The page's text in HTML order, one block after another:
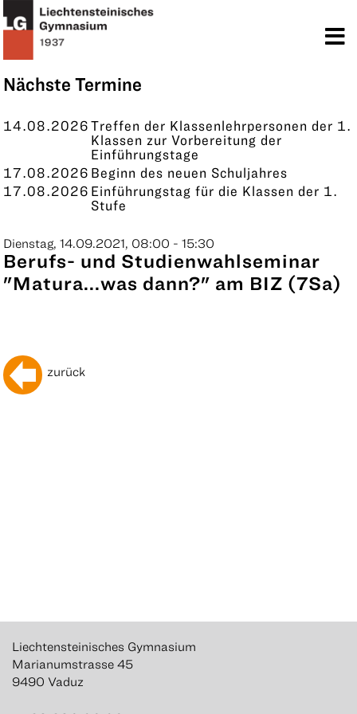
Nächste Termine
14.08.2026Treffen der Klassenlehrpersonen der 1.
Klassen zur Vorbereitung der
Einführungstage
17.08.2026 Beginn des neuen Schuljahres
17.08.2026 Einführungstag für die Klassen der 1.
Stufe
KONTAKT
Dienstag, 14.09.2021, 08:00 - 15:30
Berufs- und Studienwahlseminar
"Matura...was dann?" am BIZ (7Sa)
zurück
Liechtensteinisches Gymnasium
Marianumstrasse 45
9490 Vaduz